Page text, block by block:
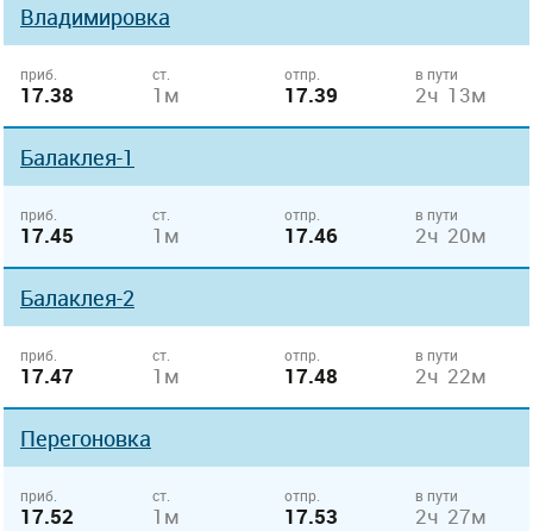
Владимировка
приб.
17.38
ст.
1м
отпр.
17.39
в пути
2ч 13м
Балаклея-1
приб.
17.45
ст.
1м
отпр.
17.46
в пути
2ч 20м
Балаклея-2
приб.
17.47
ст.
1м
отпр.
17.48
в пути
2ч 22м
Перегоновка
приб.
17.52
ст.
1м
отпр.
17.53
в пути
2ч 27м